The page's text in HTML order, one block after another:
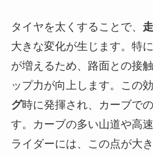
タイヤを太くすることで、
大きな変化が生じます。特
が増えるため、路面との接
ップ力が向上します。この
グ時に発揮され、カーブで
す。カーブの多い山道や高
ライダーには、この点が大